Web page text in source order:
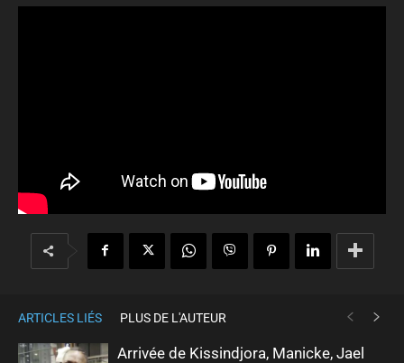
ARTICLES LIÉS PLUS DE L'AUTEUR
Arrivée de Kissindjora, Manicke, Jael